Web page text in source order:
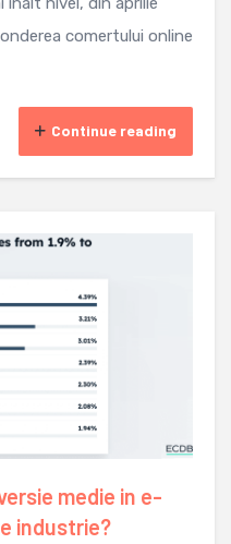
comertului online
Continue reading
medie in e-
industrie?